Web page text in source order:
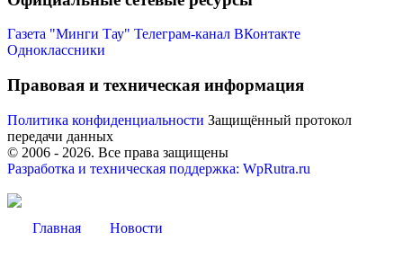
Газета "Минги Тау" Телеграм-канал ВКонтакте
Одноклассники
Правовая и техническая информация
Политика конфиденциальности Защищённый протокол
передачи данных
© 2006 - 2026. Все права защищены
Разработка и техническая поддержка: WpRutra.ru
Главная Новости